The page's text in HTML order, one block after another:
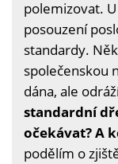
polemizovat.
posouzení
standardy.
společenskou
dána, ale
standardní
očekávat? A
podělím o